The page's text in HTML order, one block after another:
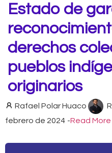
Estado de
derechos
pueblos
originarios
Rafael Polar Huaco
febrero de 2024 -Read More